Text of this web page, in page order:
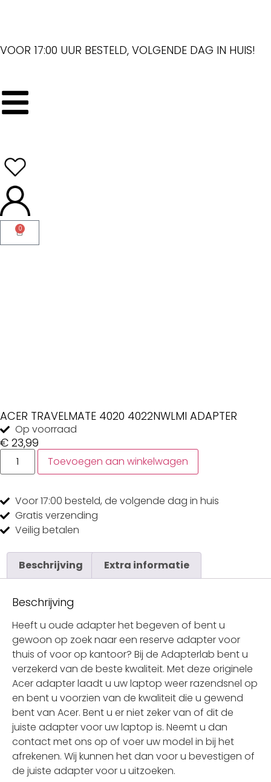
VOOR 17:00 UUR BESTELD, VOLGENDE DAG IN HUIS!
0
ACER TRAVELMATE 4020 4022NWLMI ADAPTER
Op voorraad
€ 23,99
Toevoegen aan winkelwagen
Voor 17:00 besteld, de volgende dag in huis
Gratis verzending
Veilig betalen
Beschrijving Extra informatie
Beschrijving
Heeft u oude adapter het begeven of bent u
gewoon op zoek naar een reserve adapter voor
thuis of voor op kantoor? Bij de Adapterlab bent u
verzekerd van de beste kwaliteit. Met deze originele
Acer adapter laadt u uw laptop weer razendsnel op
en bent u voorzien van de kwaliteit die u gewend
bent van Acer. Bent u er niet zeker van of dit de
juiste adapter voor uw laptop is. Neemt u dan
contact met ons op of voer uw model in bij het
afrekenen. Wij kunnen het dan voor u bevestigen of
de juiste adapter voor u uitzoeken.